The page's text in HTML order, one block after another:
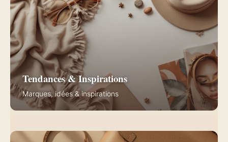
Tendances & Inspirations
Marques, idées & inspirations